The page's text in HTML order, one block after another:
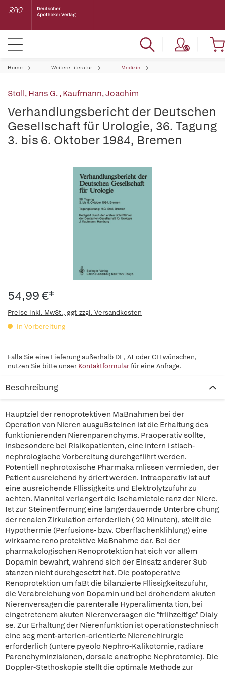
Home Weitere Literatur Medizin
Stoll, Hans G.,Kaufmann, Joachim
Verhandlungsbericht der Deutschen
Gesellschaft für Urologie, 36. Tagung
3. bis 6. Oktober 1984, Bremen
54,99 €*
Preise inkl. MwSt., ggf. zzgl. Versandkosten
in Vorbereitung
Falls Sie eine Lieferung außerhalb DE, AT oder CH wünschen,
nutzen Sie bitte unser Kontaktformularfür eine Anfrage.
Beschreibung
Hauptziel der renoprotektiven MaBnahmen bei der
Operation von Nieren ausguBsteinen ist die Erhaltung des
funktionierenden Nierenparenchyms. Praoperativ sollte,
insbesondere bei Risikopatienten, eine intern i stisch-
nephrologische Vorbereitung durchgeflihrt werden.
Potentiell nephrotoxische Pharmaka mlissen vermieden, der
Patient ausreichend hy driert werden. Intraoperativ ist auf
eine ausreichende Fllissigkeits und Elektrolytzufuhr zu
achten. Mannitol verlangert die Ischamietole ranz der Niere.
Ist zur Steinentfernung eine langerdauernde Unterbre chung
der renalen Zirkulation erforderlich ( 20 Minuten), stellt die
Hypothermie (Perfusions- bzw. Oberflachenklihlung) eine
wirksame reno protektive MaBnahme dar. Bei der
pharmakologischen Renoprotektion hat sich vor allem
Dopamin bewahrt, wahrend sich der Einsatz anderer Sub
stanzen nicht durchgesetzt hat. Die postoperative
Renoprotektion um faBt die bilanzierte Fllissigkeitszufuhr,
die Verabreichung von Dopamin und bei drohendem akuten
Nierenversagen die parenterale Hyperalimenta tion, bei
eingetretenem akuten Nierenversagen die "frlihzeitige" Dialy
se. Zur Erhaltung der Nierenfunktion ist operationstechnisch
eine seg ment-arterien-orientierte Nierenchirurgie
erforderlich (untere pyeolo Nephro-Kalikotomie, radiare
Parenchyminzisionen, dorsale anatrophe Nephrotomie). Die
Doppler-Stethoskopie stellt die optimale Methode zur